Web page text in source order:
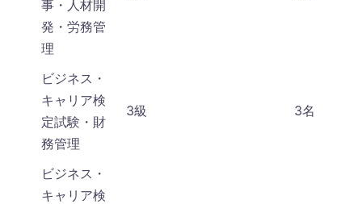
事・人材開
発・労務管
理
ビジネス・
キャリア検
定試験・財
務管理
3級 3名
ビジネス・
キャリア検